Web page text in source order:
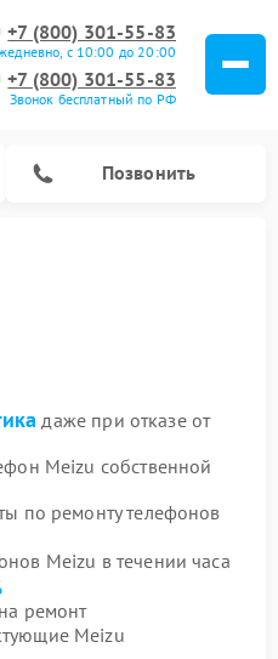
+7 (800) 301-55-83
с 10:00 до 20:00
+7 (800) 301-55-83
Звонок бесплатный по РФ
Позвонить
даже при отказе от
Meizu собственной
по ремонту телефонов
Meizu в течении часа
ремонт
Meizu